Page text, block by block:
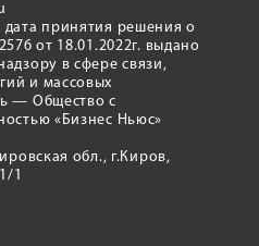
принятия решения о
от 18.01.2022г. выдано
в сфере связи,
и массовых
— Общество с
«Бизнес Ньюс»
обл., г.Киров,
1